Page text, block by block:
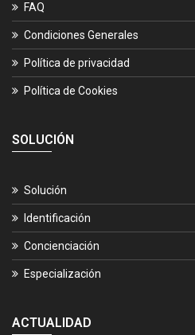
FAQ
Condiciones Generales
Política de privacidad
Política de Cookies
SOLUCIÓN
Solución
Identificación
Concienciación
Especialización
ACTUALIDAD